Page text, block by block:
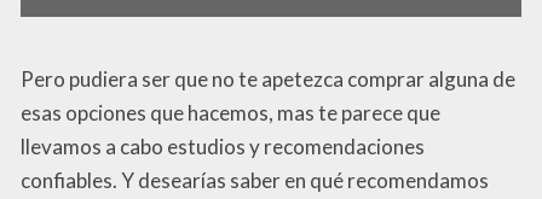
Pero pudiera ser que no te apetezca comprar alguna de
esas opciones que hacemos, mas te parece que
llevamos a cabo estudios y recomendaciones
confiables. Y desearías saber en qué recomendamos